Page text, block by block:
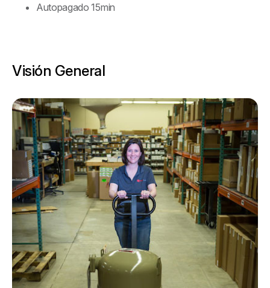
Autopagado 15min
Visión General